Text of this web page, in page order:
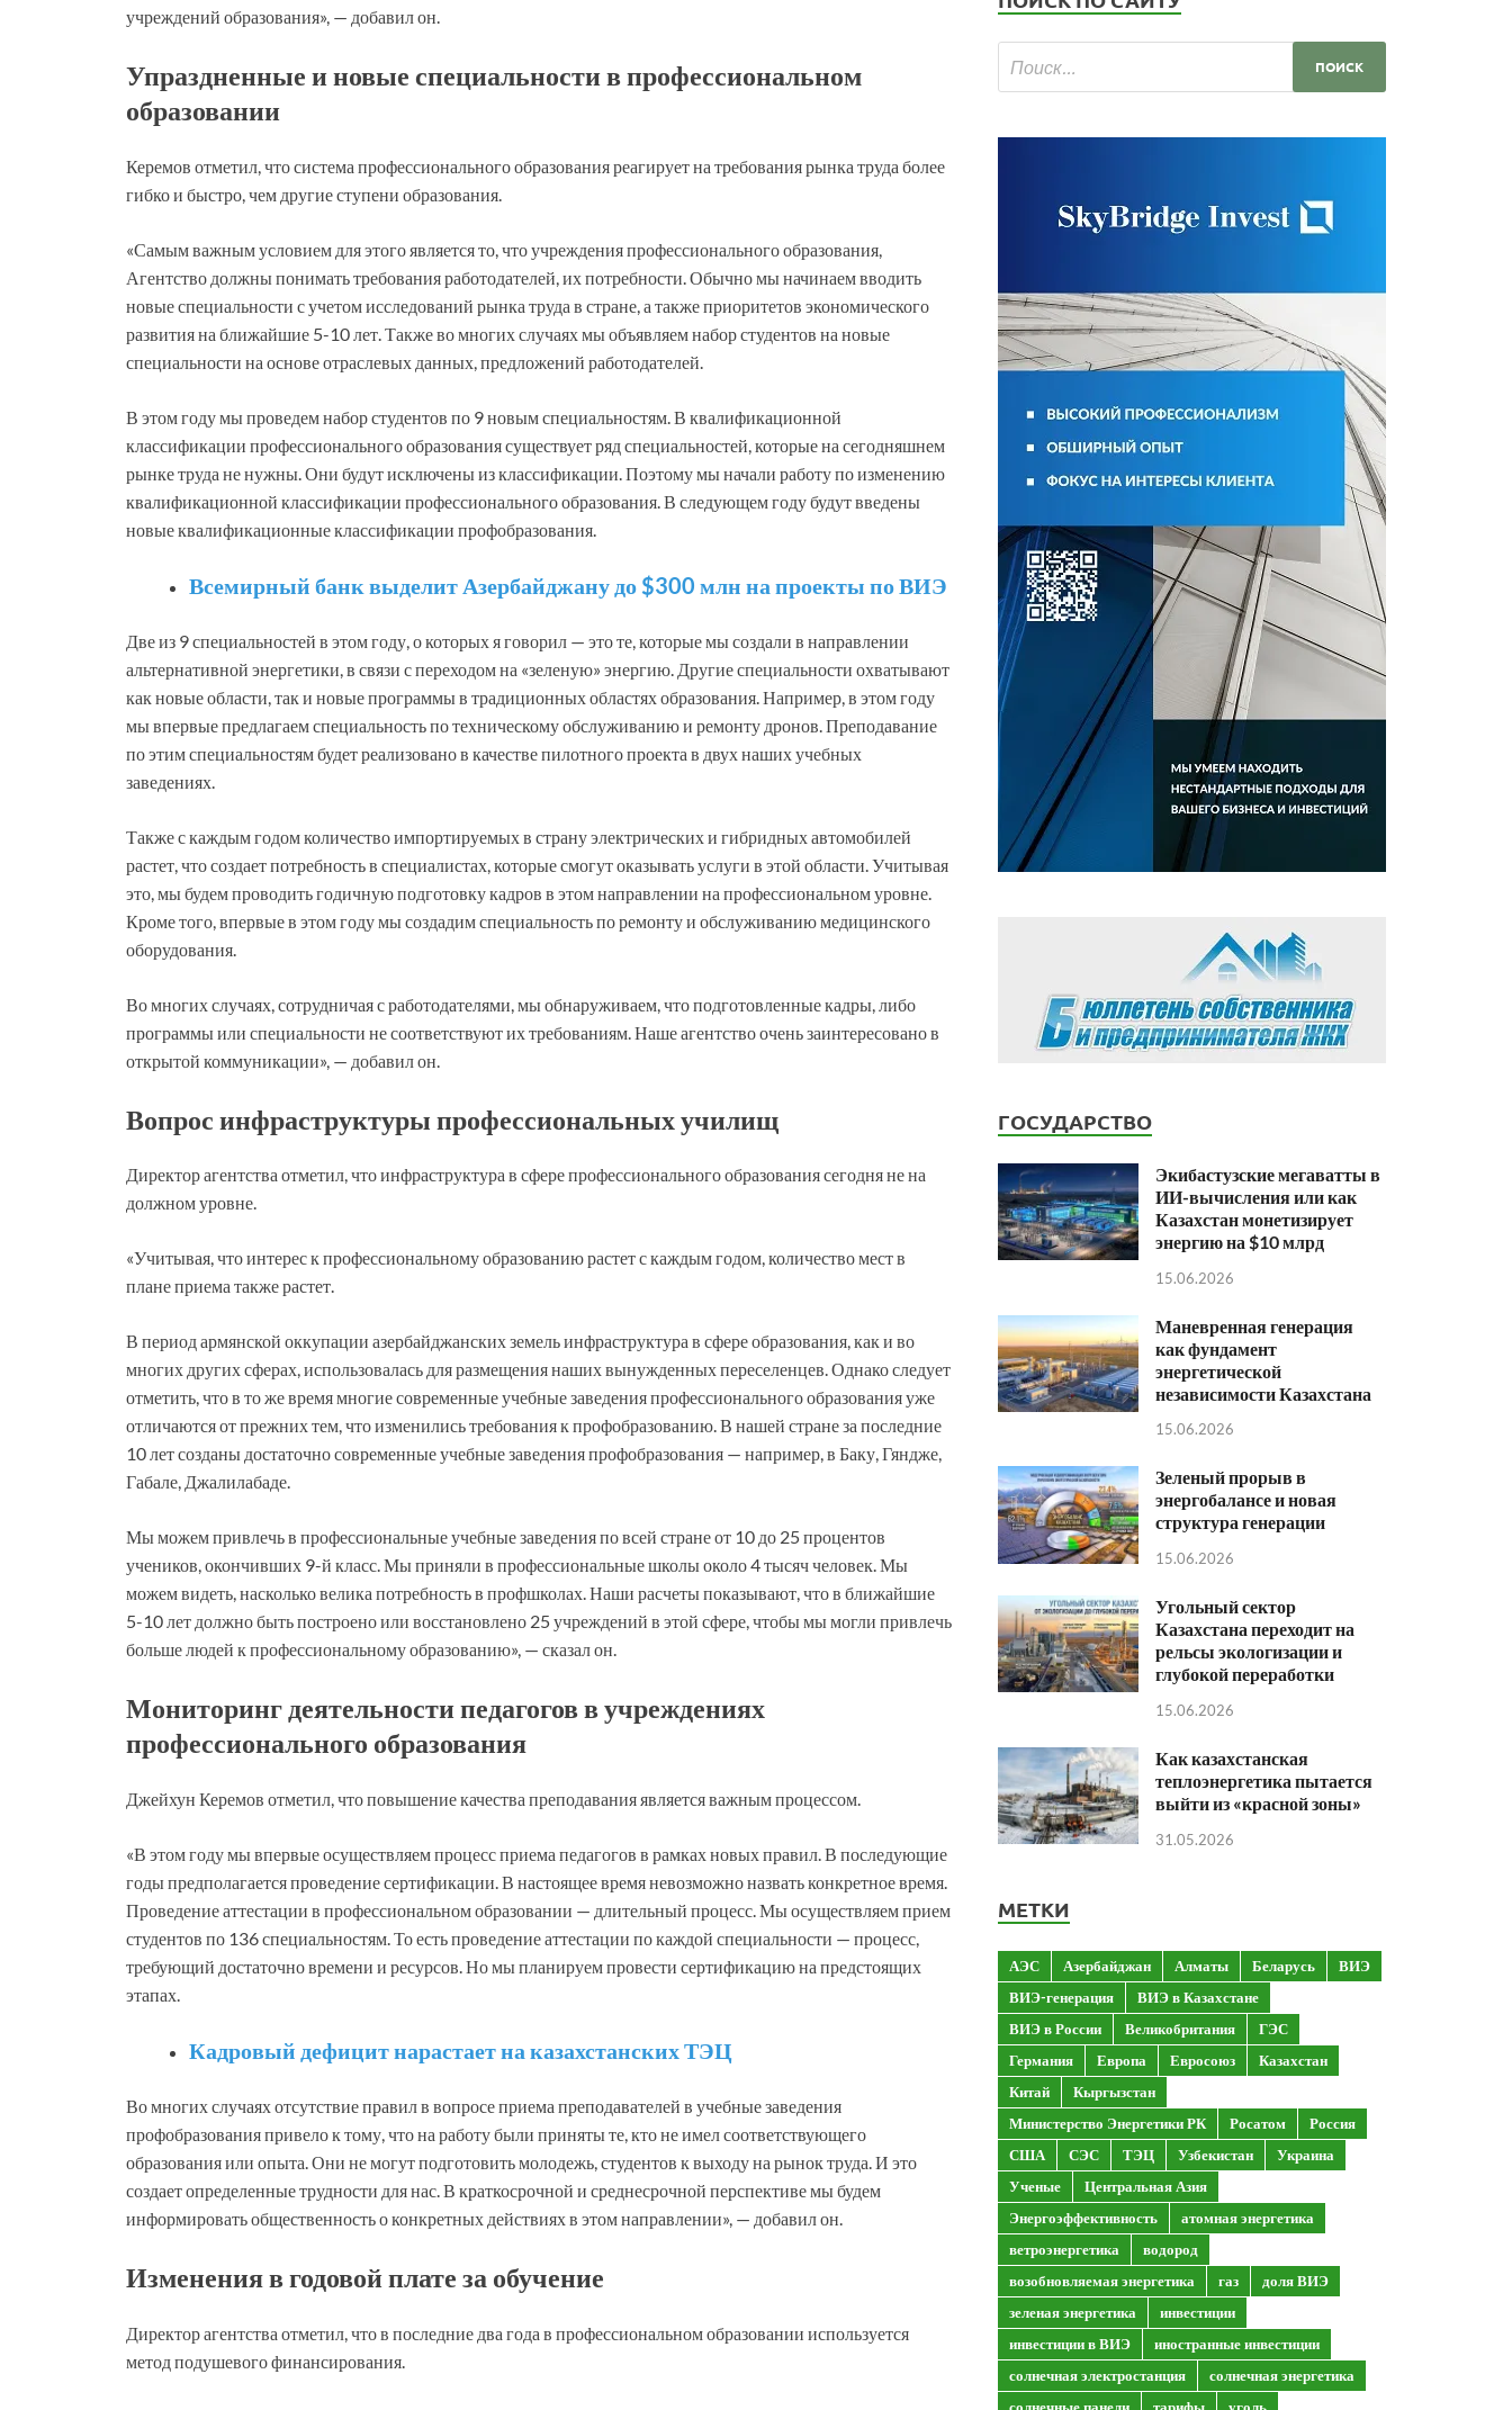
учреждений образования», — добавил он.
Упраздненные и новые специальности в профессиональном
образовании
Керемов отметил, что система профессионального образования реагирует на требования рынка труда более
гибко и быстро, чем другие ступени образования.
«Самым важным условием для этого является то, что учреждения профессионального образования,
Агентство должны понимать требования работодателей, их потребности. Обычно мы начинаем вводить
новые специальности с учетом исследований рынка труда в стране, а также приоритетов экономического
развития на ближайшие 5-10 лет. Также во многих случаях мы объявляем набор студентов на новые
специальности на основе отраслевых данных, предложений работодателей.
В этом году мы проведем набор студентов по 9 новым специальностям. В квалификационной
классификации профессионального образования существует ряд специальностей, которые на сегодняшнем
рынке труда не нужны. Они будут исключены из классификации. Поэтому мы начали работу по изменению
квалификационной классификации профессионального образования. В следующем году будут введены
новые квалификационные классификации профобразования.
Всемирный банк выделит Азербайджану до $300 млн на проекты по ВИЭ
Две из 9 специальностей в этом году, о которых я говорил — это те, которые мы создали в направлении
альтернативной энергетики, в связи с переходом на «зеленую» энергию. Другие специальности охватывают
как новые области, так и новые программы в традиционных областях образования. Например, в этом году
мы впервые предлагаем специальность по техническому обслуживанию и ремонту дронов. Преподавание
по этим специальностям будет реализовано в качестве пилотного проекта в двух наших учебных
заведениях.
Также с каждым годом количество импортируемых в страну электрических и гибридных автомобилей
растет, что создает потребность в специалистах, которые смогут оказывать услуги в этой области. Учитывая
это, мы будем проводить годичную подготовку кадров в этом направлении на профессиональном уровне.
Кроме того, впервые в этом году мы создадим специальность по ремонту и обслуживанию медицинского
оборудования.
Во многих случаях, сотрудничая с работодателями, мы обнаруживаем, что подготовленные кадры, либо
программы или специальности не соответствуют их требованиям. Наше агентство очень заинтересовано в
открытой коммуникации», — добавил он.
Вопрос инфраструктуры профессиональных училищ
Директор агентства отметил, что инфраструктура в сфере профессионального образования сегодня не на
должном уровне.
«Учитывая, что интерес к профессиональному образованию растет с каждым годом, количество мест в
плане приема также растет.
В период армянской оккупации азербайджанских земель инфраструктура в сфере образования, как и во
многих других сферах, использовалась для размещения наших вынужденных переселенцев. Однако следует
отметить, что в то же время многие современные учебные заведения профессионального образования уже
отличаются от прежних тем, что изменились требования к профобразованию. В нашей стране за последние
10 лет созданы достаточно современные учебные заведения профобразования — например, в Баку, Гяндже,
Габале, Джалилабаде.
Мы можем привлечь в профессиональные учебные заведения по всей стране от 10 до 25 процентов
учеников, окончивших 9-й класс. Мы приняли в профессиональные школы около 4 тысяч человек. Мы
можем видеть, насколько велика потребность в профшколах. Наши расчеты показывают, что в ближайшие
5-10 лет должно быть построено или восстановлено 25 учреждений в этой сфере, чтобы мы могли привлечь
больше людей к профессиональному образованию», — сказал он.
Мониторинг деятельности педагогов в учреждениях
профессионального образования
Джейхун Керемов отметил, что повышение качества преподавания является важным процессом.
«В этом году мы впервые осуществляем процесс приема педагогов в рамках новых правил. В последующие
годы предполагается проведение сертификации. В настоящее время невозможно назвать конкретное время.
Проведение аттестации в профессиональном образовании — длительный процесс. Мы осуществляем прием
студентов по 136 специальностям. То есть проведение аттестации по каждой специальности — процесс,
требующий достаточно времени и ресурсов. Но мы планируем провести сертификацию на предстоящих
этапах.
Кадровый дефицит нарастает на казахстанских ТЭЦ
Во многих случаях отсутствие правил в вопросе приема преподавателей в учебные заведения
профобразования привело к тому, что на работу были приняты те, кто не имел соответствующего
образования или опыта. Они не могут подготовить молодежь, студентов к выходу на рынок труда. И это
создает определенные трудности для нас. В краткосрочной и среднесрочной перспективе мы будем
информировать общественность о конкретных действиях в этом направлении», — добавил он.
Изменения в годовой плате за обучение
Директор агентства отметил, что в последние два года в профессиональном образовании используется
метод подушевого финансирования.
ГОСУДАРСТВО
Экибастузские мегаватты в
ИИ-вычисления или как
Казахстан монетизирует
энергию на $10 млрд
15.06.2026
Маневренная генерация
как фундамент
энергетической
независимости Казахстана
15.06.2026
Зеленый прорыв в
энергобалансе и новая
структура генерации
15.06.2026
Угольный сектор
Казахстана переходит на
рельсы экологизации и
глубокой переработки
15.06.2026
Как казахстанская
теплоэнергетика пытается
выйти из «красной зоны»
31.05.2026
МЕТКИ
АЭС Азербайджан Алматы Беларусь
ВИЭ
ВИЭ-генерация
ВИЭ в Казахстане
ВИЭ в России
Великобритания
ГЭС
Германия
Европа Евросоюз
Казахстан
Китай
Кыргызстан
Министерство Энергетики РК
Росатом
Россия
США
СЭС ТЭЦ Узбекистан
Украина
Ученые
Центральная Азия
Энергоэффективность
атомная энергетика
ветроэнергетика
водород
возобновляемая энергетика
газ
доля ВИЭ
зеленая энергетика
инвестиции
инвестиции в ВИЭ
иностранные инвестиции
солнечная электростанция
солнечная энергетика
солнечные панели
тарифы уголь